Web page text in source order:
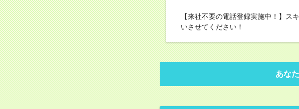
【来社不要の電話登録実施中！】ス
いさせてください！
あな